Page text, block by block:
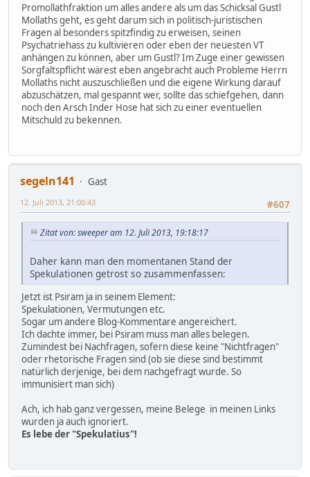
Promollathfraktion um alles andere als um das Schicksal Gustl
Mollaths geht, es geht darum sich in politisch-juristischen
Fragen al besonders spitzfindig zu erweisen, seinen
Psychatriehass zu kultivieren oder eben der neuesten VT
anhängen zu können, aber um Gustl? Im Zuge einer gewissen
Sorgfaltspflicht wärest eben angebracht auch Probleme Herrn
Mollaths nicht auszuschließen und die eigene Wirkung darauf
abzuschätzen, mal gespannt wer, sollte das schiefgehen, dann
noch den Arsch Inder Hose hat sich zu einer eventuellen
Mitschuld zu bekennen.
segeln141
Gast
#607
12. Juli 2013, 21:00:43
Zitat von: sweeper am 12. Juli 2013, 19:18:17
Daher kann man den momentanen Stand der
Spekulationen getrost so zusammenfassen:
Jetzt ist Psiram ja in seinem Element:
Spekulationen, Vermutungen etc.
Sogar um andere Blog-Kommentare angereichert.
Ich dachte immer, bei Psiram muss man alles belegen.
Zumindest bei Nachfragen, sofern diese keine "Nichtfragen"
oder rhetorische Fragen sind (ob sie diese sind bestimmt
natürlich derjenige, bei dem nachgefragt wurde. So
immunisiert man sich)
Ach, ich hab ganz vergessen, meine Belege in meinen Links
wurden ja auch ignoriert.
Es lebe der "Spekulatius"!